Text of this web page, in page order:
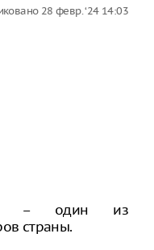
28 февр. ‘24 14:03
– один из
страны.